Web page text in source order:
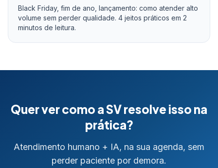
Black Friday, fim de ano, lançamento: como atender alto
volume sem perder qualidade. 4 jeitos práticos em 2
minutos de leitura.
Quer ver como a SV resolve isso na
prática?
Atendimento humano + IA, na sua agenda, sem
perder paciente por demora.